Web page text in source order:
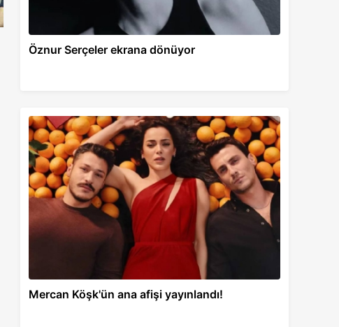
Öznur Serçeler ekrana dönüyor
Mercan Köşk'ün ana afişi yayınlandı!